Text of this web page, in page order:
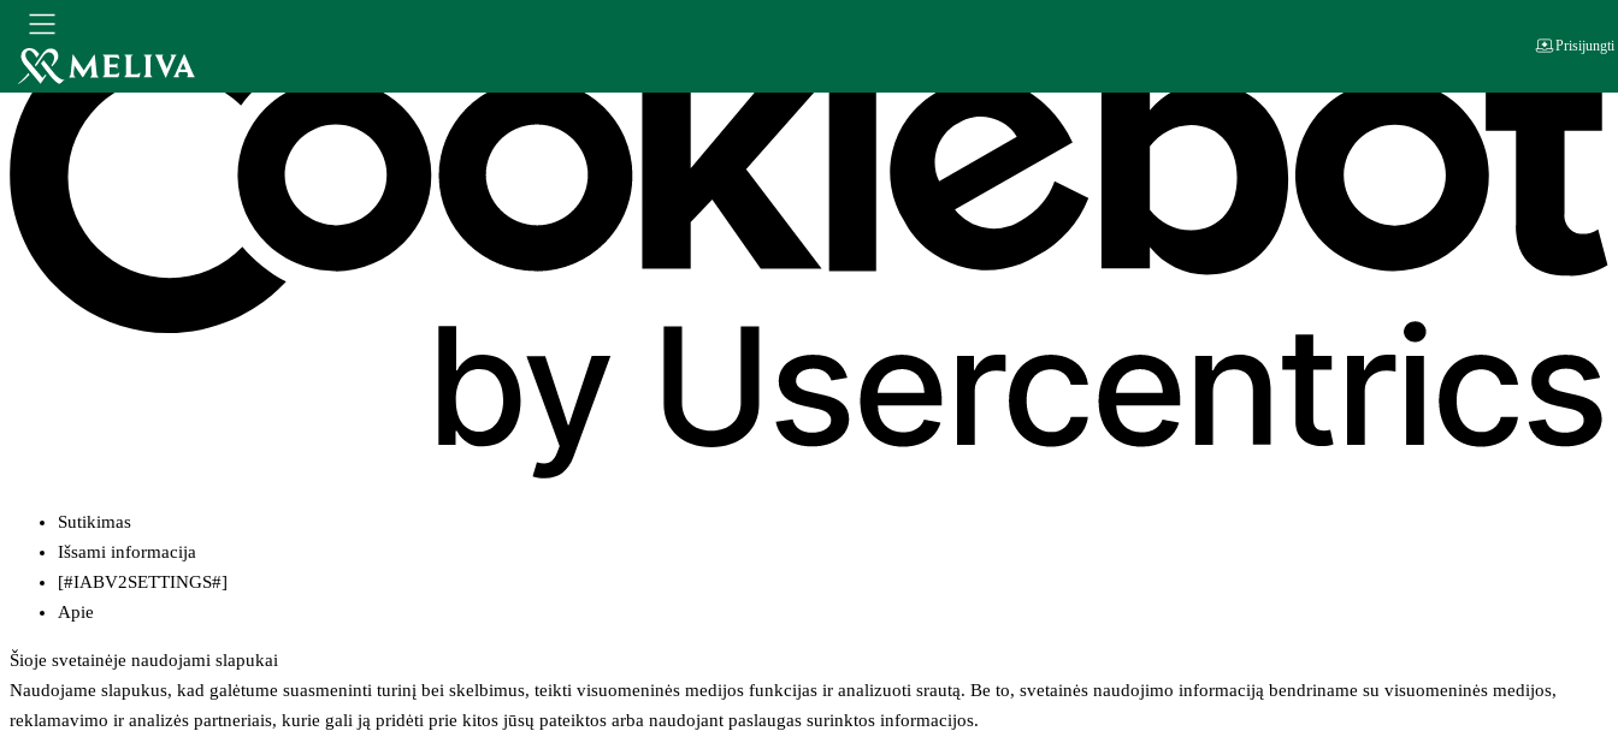
Sutikimas
Išsami informacija
[#IABV2SETTINGS#]
Apie
Šioje svetainėje naudojami slapukai
Naudojame slapukus, kad galėtume suasmeninti turinį bei skelbimus, teikti visuomeninės medijos funkcijas ir analizuoti srautą. Be to, svetainės naudojimo informaciją bendriname su visuomeninės medijos,
reklamavimo ir analizės partneriais, kurie gali ją pridėti prie kitos jūsų pateiktos arba naudojant paslaugas surinktos informacijos.
Prisijungti